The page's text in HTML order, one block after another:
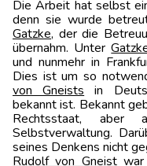
Die Arbeit hat selbst
denn sie wurde
Gatzke, der die
übernahm. Unter
und nunmehr in
Dies ist um so
von Gneists in
bekannt ist. Bekannt
Rechtsstaat,
Selbstverwaltung.
seines Denkens nicht
Rudolf von Gneistwar